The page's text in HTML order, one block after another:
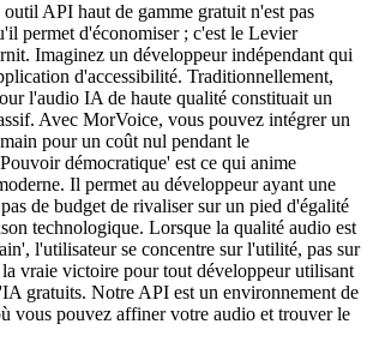
API haut de gamme gratuit n'est pas
permet d'économiser ; c'est le Levier
Imaginez un développeur indépendant qui
d'accessibilité. Traditionnellement,
l'audio IA de haute qualité constituait un
Avec MorVoice, vous pouvez intégrer un
pour un coût nul pendant le
démocratique' est ce qui anime
Il permet au développeur ayant une
de budget de rivaliser sur un pied d'égalité
technologique. Lorsque la qualité audio est
l'utilisateur se concentre sur l'utilité, pas sur
vraie victoire pour tout développeur utilisant
gratuits. Notre API est un environnement de
vous pouvez affiner votre audio et trouver le